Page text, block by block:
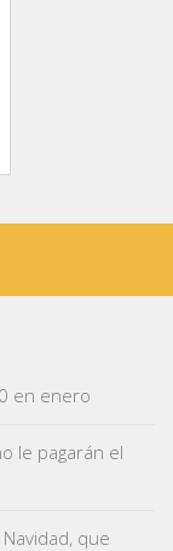
en enero
le pagarán el
que